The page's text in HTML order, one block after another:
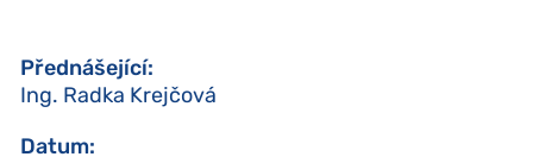
Přednášející:
Ing. Radka Krejčová
Datum: